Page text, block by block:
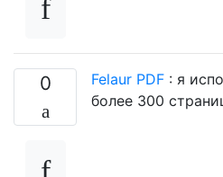
0 Felaur PDF : я
более 300